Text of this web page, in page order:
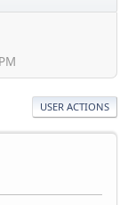
USER ACTIONS